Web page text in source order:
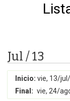
Jul / 13
Inicio: vie, 13/
Final: vie, 24/